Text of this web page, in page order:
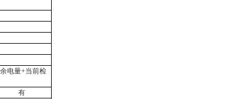
电量+当前检
有